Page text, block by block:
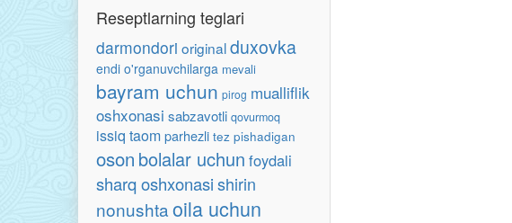
Reseptlarning teglari
darmondori originalduxovka
endi o'rganuvchilarga mevali
bayram uchun pirog mualliflik
oshxonasi sabzavotli qovurmoq
issiq taomparhezli tez pishadigan
oson bolalar uchun foydali
sharq oshxonasishirin
nonushtaoila uchun